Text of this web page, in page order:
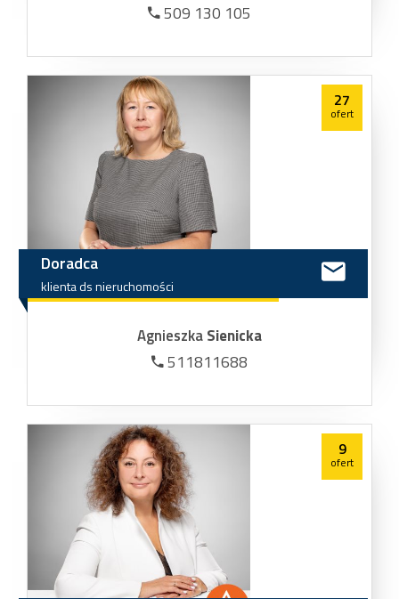
509 130 105
27
ofert
Doradca
klientadsnieruchomości
AgnieszkaSienicka
511811688
9
ofert